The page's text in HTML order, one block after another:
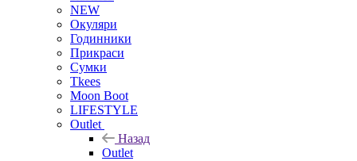
NEW
Окуляри
Годинники
Прикраси
Сумки
Tkees
Moon Boot
LIFESTYLE
Outlet
Назад
Outlet